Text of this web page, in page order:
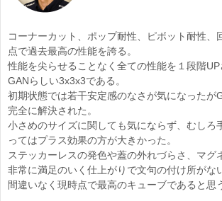
コーナーカット、ポップ耐性、ピボット耐性、
点で過去最高の性能を誇る。
性能を尖らせることなく全ての性能を１段階
GANらしい3x3x3である。
初期状態では若干安定感のなさが気になったが
完全に解決された。
小さめのサイズに関しても気にならず、むしろ
ってはプラス効果の方が大きかった。
ステッカーレスの発色や蓋の外れづらさ、マグ
非常に満足のいく仕上がりで文句の付け所がな
間違いなく現時点で最高のキューブであると思